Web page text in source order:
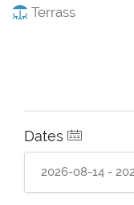
Terrass
Dates